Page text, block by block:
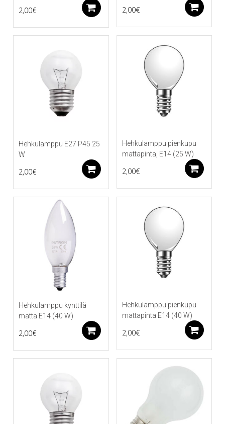
2,00€ Lisää ostoskoriin
2,00€
Hehkulamppu E27 P45 25
W
2,00€ Lisää ostoskoriin
Hehkulamppu pienkupu
mattapinta, E14 (25 W)
2,00€
Hehkulamppu kynttilä
matta E14 (40 W)
2,00€ Lisää ostoskoriin
Hehkulamppu pienkupu
mattapinta E14 (40 W)
2,00€